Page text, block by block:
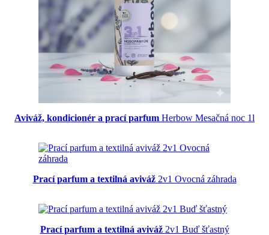
Aviváž, kondicionér a prací parfum Herbow Mesačná noc 1l
Prací parfum a textilná aviváž2v1 Ovocná záhrada
Prací parfum a textilná aviváž 2v1 Buď šťastný